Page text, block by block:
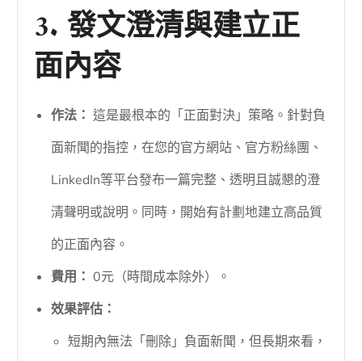
3. 發文澄清與建立正
面內容
作法： 這是最根本的「正面對決」策略。針對負
面新聞的指控，在您的官方網站、官方粉絲團、
LinkedIn等平台發布一篇完整、透明且誠懇的澄
清聲明或說明。同時，開始有計劃地建立高品質
的正面內容。
費用： 0元（時間成本除外）。
效果評估：
短期內無法「刪除」負面新聞，但長期來看，